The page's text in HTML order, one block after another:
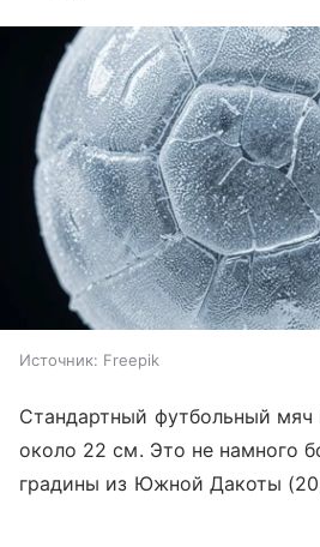
Источник: Freepik
Стандартный футбольный
около 22 см. Это не намного
градины из Южной Дакоты